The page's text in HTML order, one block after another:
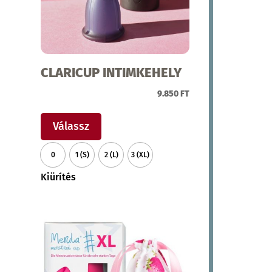
CLARICUP INTIMKEHELY
9.850FT
Válassz
terméknek
több
változatok
a
termékoldalon
választhatók
0 1 (S) 2 (L) 3 (XL)
Kiürítés